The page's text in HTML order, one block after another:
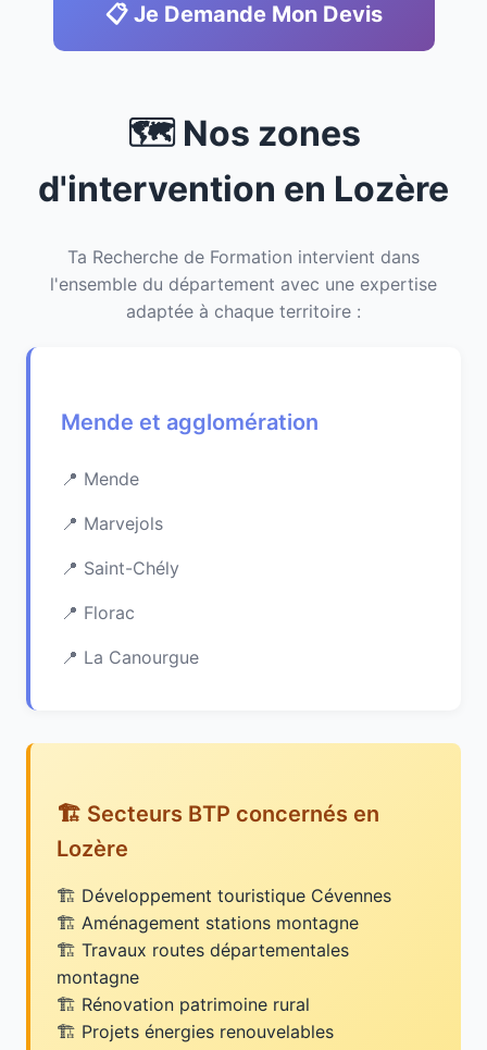
📋 Je Demande Mon Devis
🗺️ Nos zones
d'intervention en Lozère
Ta Recherche de Formation intervient dans
l'ensemble du département avec une expertise
adaptée à chaque territoire :
Mende et agglomération
Mende
Marvejols
Saint-Chély
Florac
La Canourgue
🏗️ Secteurs BTP concernés en
Lozère
Développement touristique Cévennes
Aménagement stations montagne
Travaux routes départementales
montagne
Rénovation patrimoine rural
Projets énergies renouvelables